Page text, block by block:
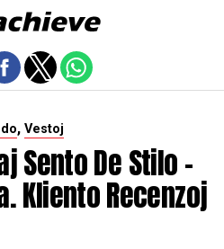
, Vestoj
Sento De Stilo -
Kliento Recenzoj